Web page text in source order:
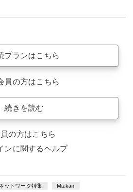
プランはこちら
員の方はこちら
続きを読む
の方はこちら
ンに関するヘルプ
ットワーク特集 Mizkan